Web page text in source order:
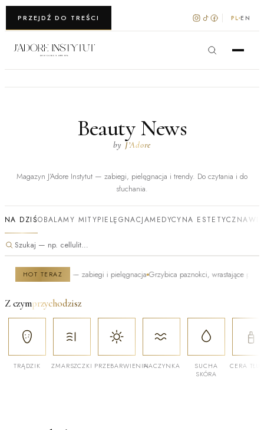
PRZEJDŹ DO TREŚCI
WARSZAWA · KRAKÓW PL EN
Beauty News
by J’Adore
Magazyn J’Adore Instytut — zabiegi, pielęgnacja i trendy. Do czytania i do
słuchania.
NA DZIŚOBALAMY MITYPIELĘGNACJAMEDYCYNA ESTETYCZNA
HOT TERAZ
się — zabiegi i pielęgnacja Grzybica paznokci, wrastające paznokcie,
Z czymprzychodzisz
TRĄDZIK ZMARSZCZKI PRZEBARWIENIANACZYNKA
SUCHA
SKÓRA
CERA